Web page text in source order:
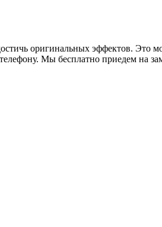
оригинальных эффектов. Это
Мы бесплатно приедем на